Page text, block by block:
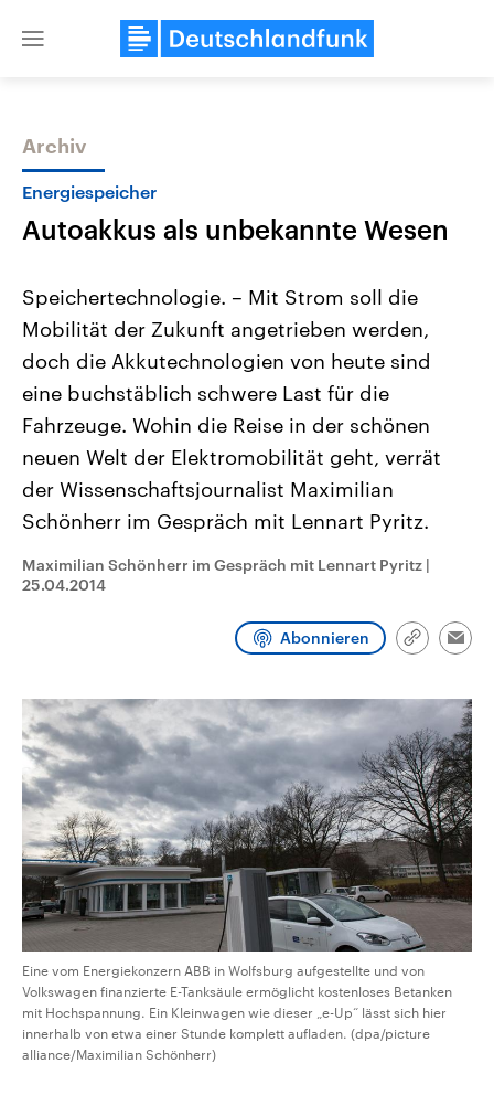
Close
Themen
Landtagswahl Sachsen-Anhalt
2026
Alle Informationen
Sachsen-Anhalt wählt am 6.
September 2026 einen neuen
Bundesland von einer Koalition aus
Umfragen, Prognosen,
und Hintergründe zu den Parteien
und Kandidaten der anstehenden
Wahl.
USA
Aktuelle Beiträge,
Hintergründe
Wirtschaftlich und
gehören die Vereinigten
den mächtigsten Ländern
mit großem Einfluss auf
Sendungen Programm Podcasts
Archiv
Energiespeicher
Autoakkus als unbekannte Wesen
Speichertechnologie. – Mit Strom soll die
Mobilität der Zukunft angetrieben werden,
doch die Akkutechnologien von heute sind
eine buchstäblich schwere Last für die
Fahrzeuge. Wohin die Reise in der schönen
neuen Welt der Elektromobilität geht, verrät
der Wissenschaftsjournalist Maximilian
Schönherr im Gespräch mit Lennart Pyritz.
Maximilian Schönherr im Gespräch mit Lennart Pyritz |
25.04.2014
Abonnieren
Link
Eine vom Energiekonzern ABB in Wolfsburg aufgestellte und von
Volkswagen finanzierte E-Tanksäule ermöglicht kostenloses Betanken
mit Hochspannung. Ein Kleinwagen wie dieser „e-Up“ lässt sich hier
innerhalb von etwa einer Stunde komplett aufladen. (dpa/picture
alliance/Maximilian Schönherr)